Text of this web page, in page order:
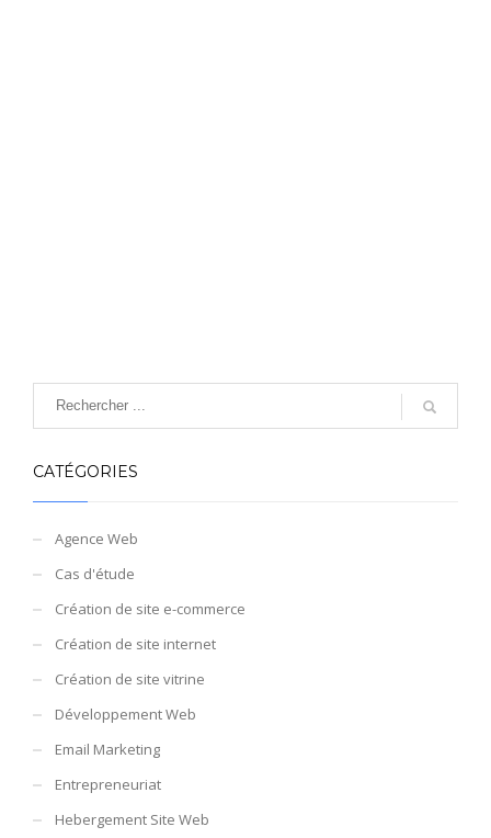
CATÉGORIES
Agence Web
Cas d'étude
Création de site e-commerce
Création de site internet
Création de site vitrine
Développement Web
Email Marketing
Entrepreneuriat
Hebergement Site Web